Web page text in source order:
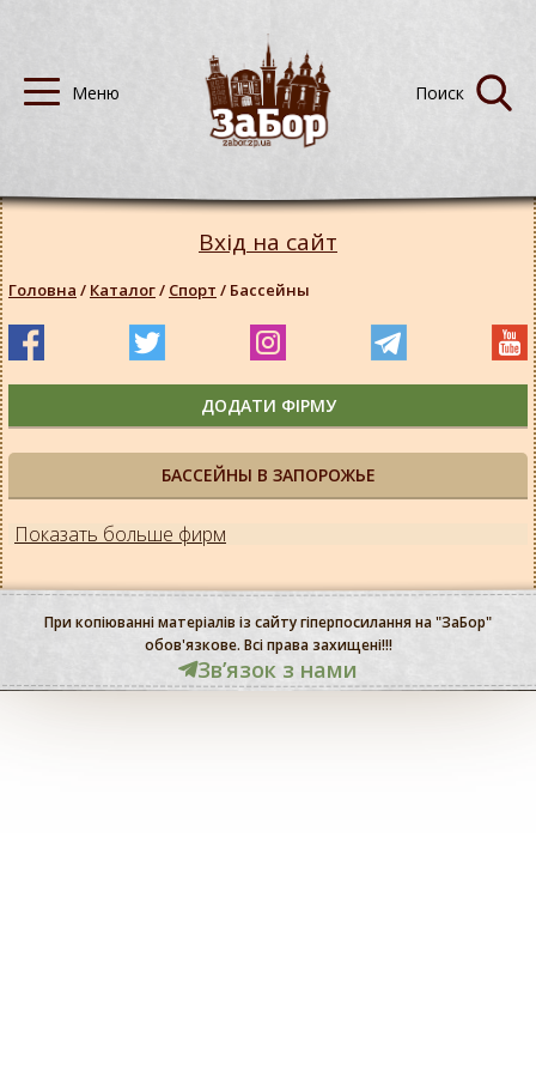
БАССЕЙНЫ В ЗАПОРОЖЬЕ
Показать больше фирм
Вхід на сайт
Головна / Каталог/ Спорт / Бассейны
ДОДАТИ ФІРМУ
При копіюванні матеріалів із сайту гіперпосилання на "ЗаБор"
обов'язкове. Всі права захищені!!!
Звʼязок з нами